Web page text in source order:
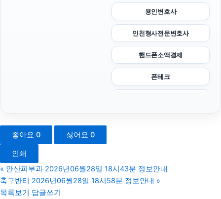
용인변호사
인천형사전문변호사
핸드폰소액결제
폰테크
수원학교폭력변호사
좋아요 0 싫어요 0
인쇄
« 안산피부과 2026년06월28일 18시43분 정보안내
축구반티 2026년06월28일 18시58분 정보안내 »
목록보기 답글쓰기